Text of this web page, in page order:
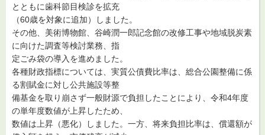
とともに歯科節目検診を拡充
（60歳を対象に追加）しました。
その他、美術博物館、谷崎潤一郎記念館の改修工事や地域脱炭素
に向けた調査等検討業務、指
定ごみ袋の導入を進めました。
各種財政指標については、実質公債費比率は、総合公園整備に係
る割賦金に対し公共施設等整
備基金を取り崩さず一般財源で負担したことにより、令和4年度
の単年度数値が上昇したため、
数値は上昇（悪化）しました。一方、将来負担比率は、償還額が